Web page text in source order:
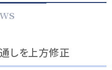
しを上方修正